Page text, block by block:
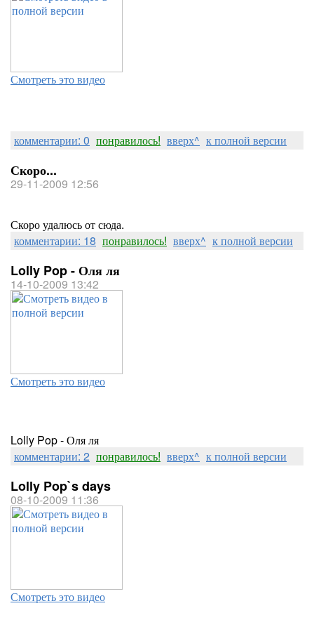
Смотреть это видео
комментарии: 0 понравилось! вверх^ к полной версии
Скоро...
29-11-2009 12:56
Скоро удалюсь от сюда.
комментарии: 18 понравилось! вверх^ к полной версии
Lolly Pop - Оля ля
14-10-2009 13:42
Смотреть это видео
Lolly Pop - Оля ля
комментарии: 2 понравилось! вверх^ к полной версии
Lolly Pop`s days
08-10-2009 11:36
Смотреть это видео